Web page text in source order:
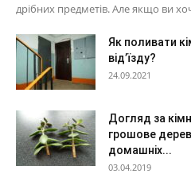
дрібних предметів. Але якщо ви
Як поливати
від’їзду?
24.09.2021
Догляд за
грошове
домашніх...
03.04.2019